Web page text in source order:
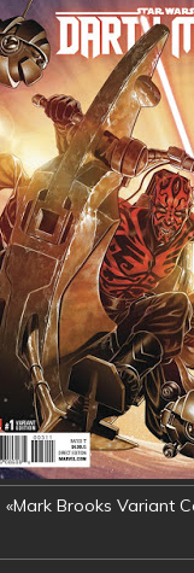
«Mark Brooks Variant